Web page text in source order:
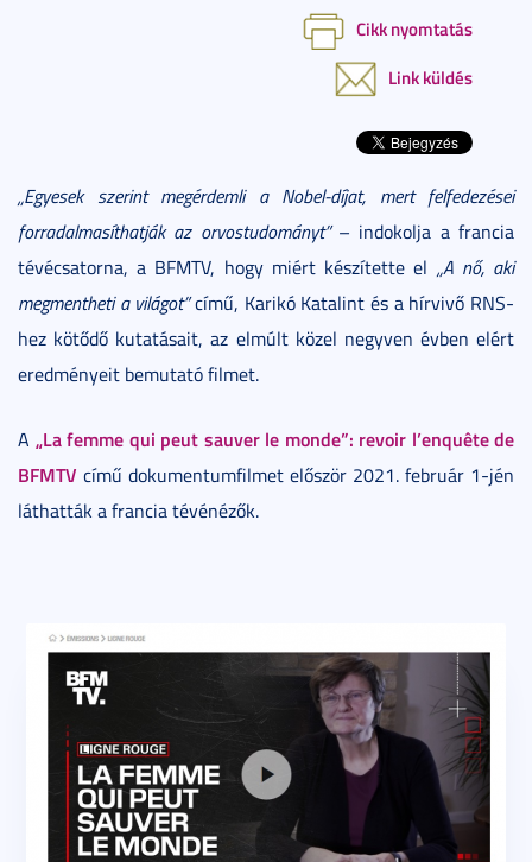
Cikk nyomtatás
Link küldés
„Egyesek szerint megérdemli a Nobel-díjat, mert felfedezései
forradalmasíthatják az orvostudományt”– indokolja a francia
tévécsatorna, a BFMTV, hogy miért készítette el „A nő, aki
megmentheti a világot”című, Karikó Katalint és a hírvivő RNS-
hez kötődő kutatásait, az elmúlt közel negyven évben elért
eredményeit bemutató filmet.
A „La femme qui peut sauver le monde”: revoir l’enquête de
BFMTV című dokumentumfilmet először 2021. február 1-jén
láthatták a francia tévénézők.